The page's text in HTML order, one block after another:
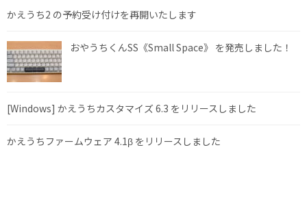
かえうち2 の予約受け付けを再開いたします
おやうちくんSS《Small Space》 を発売しました！
[Windows] かえうちカスタマイズ 6.3 をリリースしました
かえうちファームウェア 4.1β をリリースしました